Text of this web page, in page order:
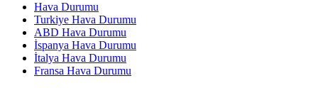
Hava Durumu
Turkiye Hava Durumu
ABD Hava Durumu
İspanya Hava Durumu
İtalya Hava Durumu
Fransa Hava Durumu